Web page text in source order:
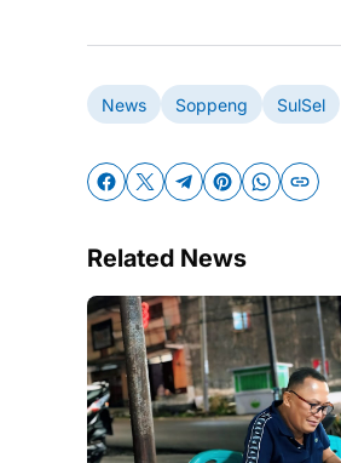
News Soppeng SulSel
Related News